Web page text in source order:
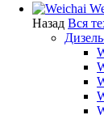
Назад Вся